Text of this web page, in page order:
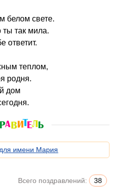
белом свете.
так мила.
ответит.
теплом,
родня.
дом
имени Мария
Всего поздравлений: 38